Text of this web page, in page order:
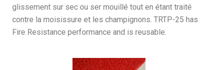
glissement sur sec ou ser mouillé tout en étant traité
contre la moisissure et les champignons. TRTP-25 has
Fire Resistance performance and is reusable.